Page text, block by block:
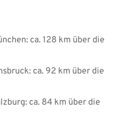
ca. 128 km über die
ca. 92 km über die
ca. 84 km über die